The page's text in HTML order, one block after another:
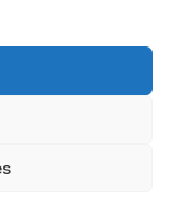
Chameleon Ideas